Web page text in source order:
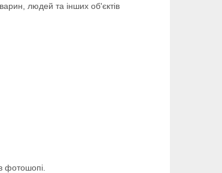
людей та інших об'єктів
фотошопі.